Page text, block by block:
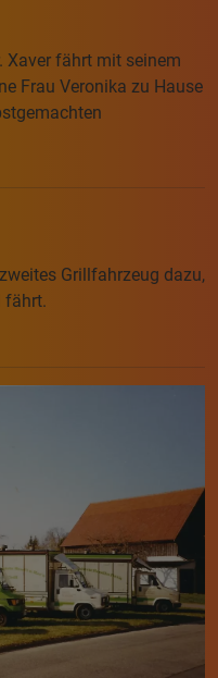
Xaver fährt mit seinem
Frau Veronika zu Hause
Grillfahrzeug dazu,
fährt.